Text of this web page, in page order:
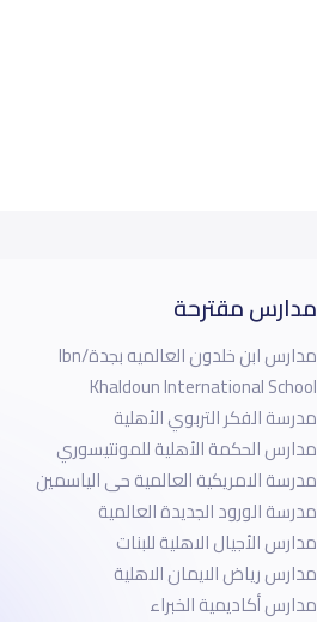
مدارس مقترحة
مدارس ابن خلدون العالميه بجدة/Ibn
Khaldoun International School
مدرسة الفكر التربوي الأهلية
مدارس الحكمة الأهلية للمونتيسوري
مدرسة الامريكية العالمية حى الياسمين
مدرسة الورود الجديدة العالمية
مدارس الأجيال الاهلية للبنات
مدارس رياض الايمان الاهلية
مدارس أكاديمية الخبراء